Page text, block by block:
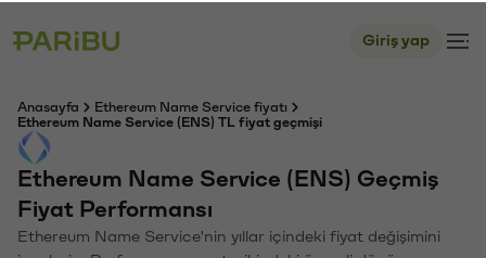
Giriş yap
Anasayfa
Ethereum Name Service fiyatı
Ethereum Name Service (ENS) TL fiyat geçmişi
Ethereum Name Service (ENS) Geçmiş
Fiyat Performansı
Ethereum Name Service'nin yıllar içindeki fiyat değişimini